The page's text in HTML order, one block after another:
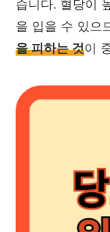
습니다. 혈당이
을 입을 수 있으
을 피하는 것이